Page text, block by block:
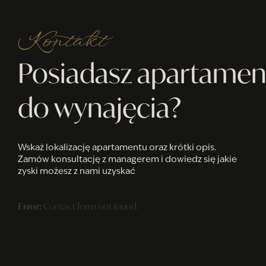
Kontakt
Posiadasz
do wynajęcia?
Wskaż lokalizację apartamentu oraz krótki opis.
Zamów konsultację z managerem i dowiedz się jakie
zyski możesz z nami uzyskać
Error: Contact form not found.